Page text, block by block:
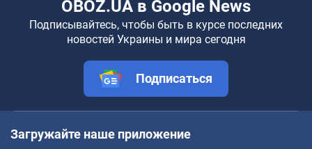
OBOZ.UA в Google News
Подписывайтесь, чтобы быть в курсе последних
новостей Украины и мира сегодня
Подписаться
Загружайте наше приложение